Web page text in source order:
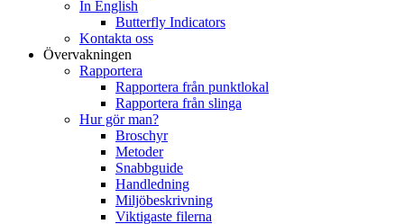
In English
Butterfly Indicators
Kontakta oss
Övervakningen
Rapportera
Rapportera från punktlokal
Rapportera från slinga
Hur gör man?
Broschyr
Metoder
Snabbguide
Handledning
Miljöbeskrivning
Viktigaste filerna